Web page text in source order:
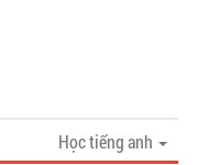
Học tiếng anh